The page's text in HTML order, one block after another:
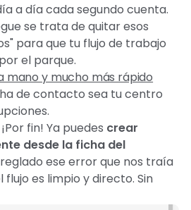
a día cada segundo cuenta.
se trata de quitar esos
para que tu flujo de trabajo
el parque.
mano y mucho más rápido
de contacto sea tu centro
¡Por fin! Ya puedes crear
desde la ficha del
ese error que nos traía
es limpio y directo. Sin